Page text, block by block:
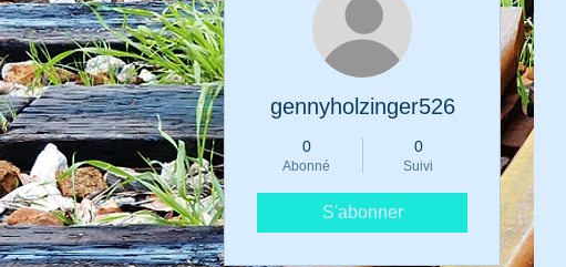
gennyholzinger526
0
Abonné
0
Suivi
S'abonner